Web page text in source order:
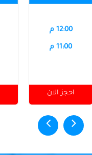
12:00 م
11:00 م
احجز الان